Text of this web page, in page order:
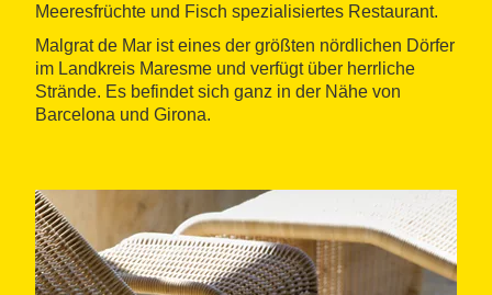
Meeresfrüchte und Fisch spezialisiertes Restaurant.
Malgrat de Mar ist eines der größten nördlichen Dörfer
im Landkreis Maresme und verfügt über herrliche
Strände. Es befindet sich ganz in der Nähe von
Barcelona und Girona.